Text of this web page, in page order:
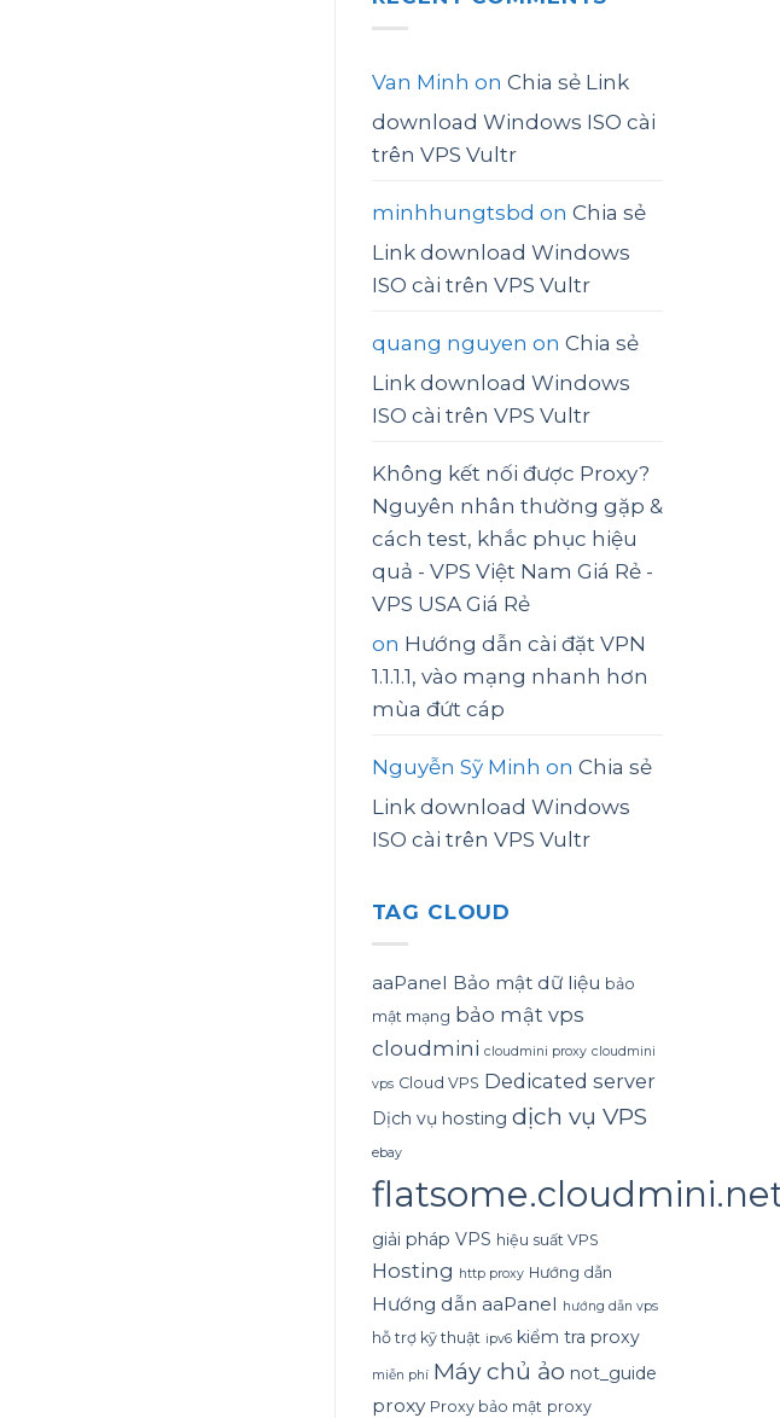
Van Minh on Chia sẻ Link
download Windows ISO cài
trên VPS Vultr
minhhungtsbd on Chia sẻ
Link download Windows
ISO cài trên VPS Vultr
quang nguyen on Chia sẻ
Link download Windows
ISO cài trên VPS Vultr
Không kết nối được Proxy?
Nguyên nhân thường gặp &
cách test, khắc phục hiệu
quả - VPS Việt Nam Giá Rẻ -
VPS USA Giá Rẻ
on Hướng dẫn cài đặt VPN
1.1.1.1, vào mạng nhanh hơn
mùa đứt cáp
Nguyễn Sỹ Minh on Chia sẻ
Link download Windows
ISO cài trên VPS Vultr
TAG CLOUD
aaPanel Bảo mật dữ liệu bảo
mật mạng bảo mật vps
cloudmini cloudmini proxy cloudmini
vps Cloud VPS Dedicated server
Dịch vụ hosting dịch vụ VPS
ebay
giải pháp VPS hiệu suất VPS
Hosting http proxy Hướng dẫn
Hướng dẫn aaPanel hướng dẫn vps
hỗ trợ kỹ thuật ipv6 kiểm tra proxy
miễn phí Máy chủ ảo not_guide
proxy Proxy bảo mật proxy